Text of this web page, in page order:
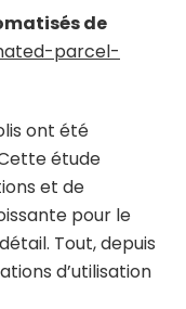
de
parcel-
ont été
étude
et de
pour le
Tout, depuis
d’utilisation